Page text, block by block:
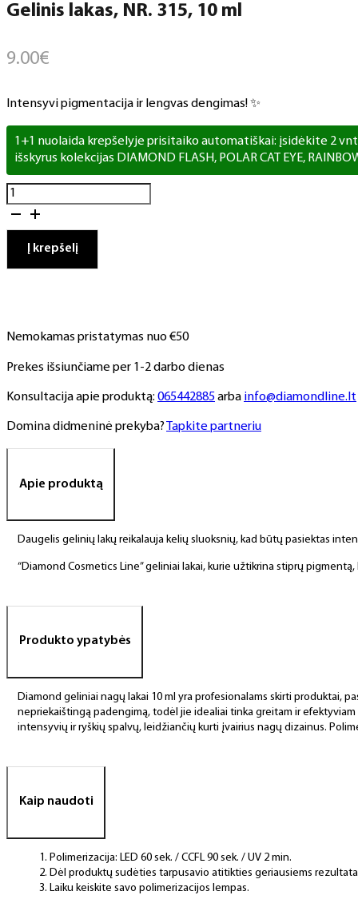
Gelinis lakas, NR. 315, 10 ml
9.00€
Intensyvi pigmentacija ir lengvas dengimas! ✨
1+1 nuolaida krepšelyje prisitaiko automatiškai: įsidėkite 2
išskyrus kolekcijas DIAMOND FLASH, POLAR CAT EYE,
produkto
kiekis:
lakas,
Į krepšelį
Nemokamas pristatymas nuo €50
Prekes išsiunčiame per 1-2 darbo dienas
Konsultacija apie produktą: 065442885arba info@diamondline.lt
Domina didmeninė prekyba? Tapkite partneriu
Apie produktą
Daugelis gelinių lakų reikalauja kelių sluoksnių, kad būtų pasiektas
“Diamond Cosmetics Line” geliniai lakai, kurie užtikrina stiprų
Produkto ypatybės
Diamond geliniai nagų lakai 10 ml yra profesionalams skirti produktai,
nepriekaištingą padengimą, todėl jie idealiai tinka greitam ir
intensyvių ir ryškių spalvų, leidžiančių kurti įvairius nagų dizainus.
Kaip naudoti
Polimerizacija: LED 60 sek. / CCFL 90 sek. / UV 2 min.
Dėl produktų sudėties tarpusavio atitikties geriausiems
Laiku keiskite savo polimerizacijos lempas.